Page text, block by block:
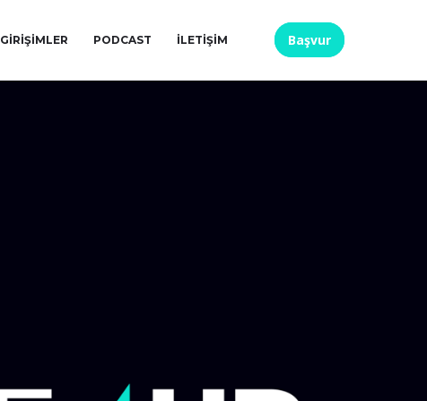
GIRIŞIMLER PODCAST İLETIŞIM Başvur